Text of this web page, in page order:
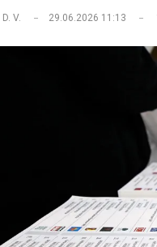
D. V. 29.06.2026 11:13